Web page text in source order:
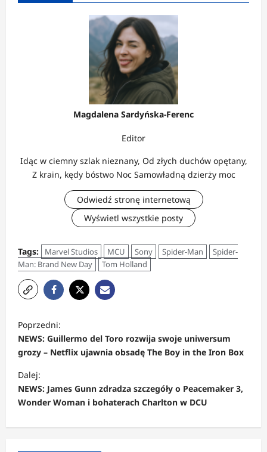
Magdalena Sardyńska-Ferenc
Editor
Idąc w ciemny szlak nieznany, Od złych duchów opętany,
Z krain, kędy bóstwo Noc Samowładną dzierży moc
Odwiedź stronę internetową
Wyświetl wszystkie posty
Tags: Marvel Studios MCU Sony Spider-Man
Spider-
Man: Brand New Day
Tom Holland
o
b
a
c
z
w
Poprzedni:
NEWS: Guillermo del Toro rozwija swoje uniwersum
grozy – Netflix ujawnia obsadę The Boy in the Iron Box
Dalej:
NEWS: James Gunn zdradza szczegóły o Peacemaker 3,
Wonder Woman i bohaterach Charlton w DCU